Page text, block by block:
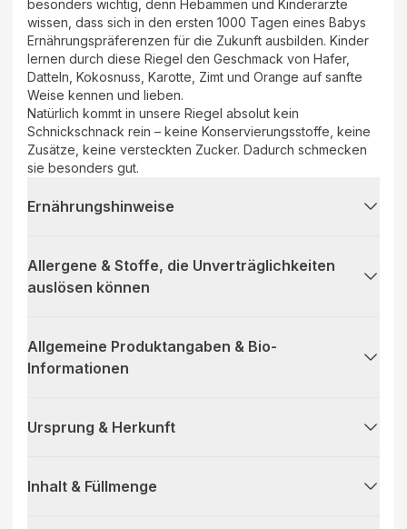
besonders wichtig, denn Hebammen und Kinderärzte
wissen, dass sich in den ersten 1000 Tagen eines Babys
Ernährungspräferenzen für die Zukunft ausbilden. Kinder
lernen durch diese Riegel den Geschmack von Hafer,
Datteln, Kokosnuss, Karotte, Zimt und Orange auf sanfte
Weise kennen und lieben.
Natürlich kommt in unsere Riegel absolut kein
Schnickschnack rein – keine Konservierungsstoffe, keine
Zusätze, keine versteckten Zucker. Dadurch schmecken
sie besonders gut.
Ernährungshinweise
Allergene & Stoffe, die Unverträglichkeiten
auslösen können
Allgemeine Produktangaben & Bio-
Informationen
Ursprung & Herkunft
Inhalt & Füllmenge